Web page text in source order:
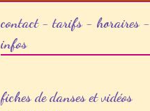
contact - tarifs - horaires -
infos
fiches de danses et vidéos